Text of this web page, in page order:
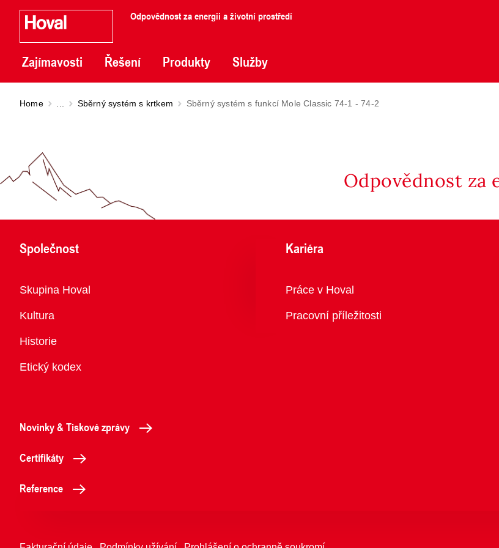
Odpovědnost za energii a životní prostředí
Zajímavosti Řešení Produkty Služby
Home Sběrný systém s krtkem Sběrný systém s funkcí Mole Classic 74-1 - 74-2
Odpovědnost za
Společnost
Přehled
Skupina Hoval
Kultura
Historie
Etický kodex
Kariéra
Přehled
Práce v Hoval
Pracovní příležitosti
Novinky & Tiskové zprávy
Certifikáty
Reference